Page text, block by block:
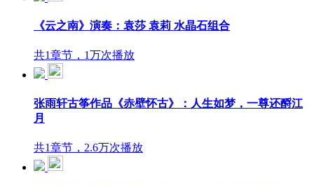
《云之南》演奏：袁莎 袁莉 水晶石组合
共1章节，1万次播放
张雨轩古筝作品《赤壁怀古》：人生如梦，一尊还酹江
月
共1章节，2.6万次播放